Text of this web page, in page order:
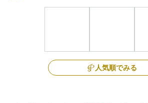
人気順でみる